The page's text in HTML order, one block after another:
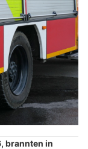
brannten in